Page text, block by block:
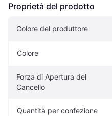
Proprietà del prodotto
Colore del produttore
Colore
Forza di Apertura del
Cancello
Quantità per confezione